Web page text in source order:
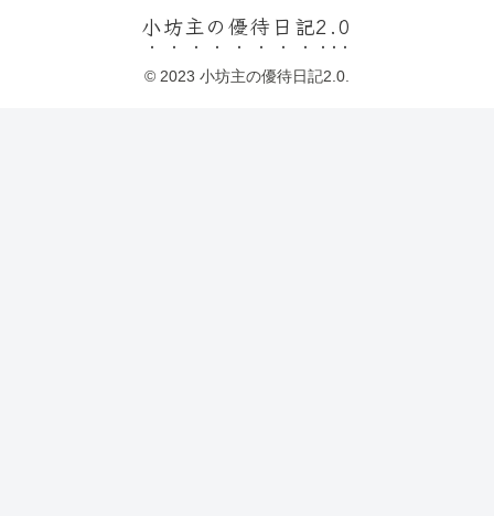
小坊主の優待日記2.0
© 2023 小坊主の優待日記2.0.